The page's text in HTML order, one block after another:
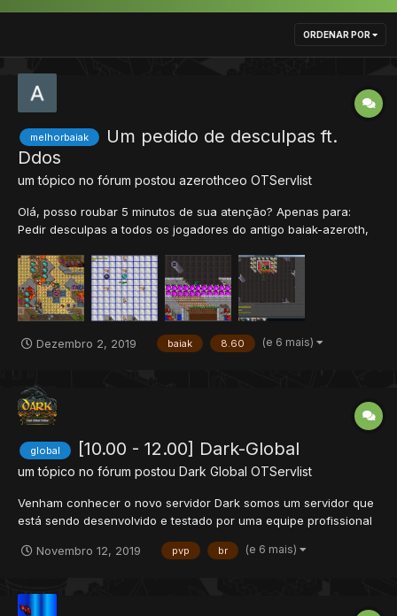
ORDENAR POR
melhorbaiak
Um pedido de desculpas ft.
Ddos
um tópico no fórum postou azerothceo OTServlist
Olá, posso roubar 5 minutos de sua atenção? Apenas para:
Pedir desculpas a todos os jogadores do antigo baiak-azeroth,
passou por terríveis travadas, rollbacks, desequilíbrio, bugs e
outros tipos de detalhes que causaram o encerramento...
Dezembro 2, 2019 baiak 8.60 (e 6 mais)
global [10.00 - 12.00] Dark-Global
um tópico no fórum postou Dark Global OTServlist
Venham conhecer o novo servidor Dark somos um servidor que
está sendo desenvolvido e testado por uma equipe profissional
durante meses! O melhor e mais completo Servidor de Tibia com
uma grande capacidade para suportar até 2000 players sempre
Novembro 12, 2019 pvp br (e 6 mais)